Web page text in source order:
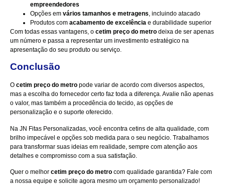
empreendedores
Opções em vários tamanhos e metragens, incluindo atacado
Produtos com acabamento de excelência e durabilidade superior
Com todas essas vantagens, o cetim preço do metro deixa de ser apenas
um número e passa a representar um investimento estratégico na
apresentação do seu produto ou serviço.
Conclusão
O cetim preço do metro pode variar de acordo com diversos aspectos,
mas a escolha do fornecedor certo faz toda a diferença. Avalie não apenas
o valor, mas também a procedência do tecido, as opções de
personalização e o suporte oferecido.
Na JN Fitas Personalizadas, você encontra cetins de alta qualidade, com
brilho impecável e opções sob medida para o seu negócio. Trabalhamos
para transformar suas ideias em realidade, sempre com atenção aos
detalhes e compromisso com a sua satisfação.
Quer o melhor cetim preço do metro com qualidade garantida? Fale com
a nossa equipe e solicite agora mesmo um orçamento personalizado!